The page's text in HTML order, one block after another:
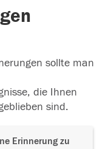
sollte man
die Ihnen
sind.
Erinnerung zu